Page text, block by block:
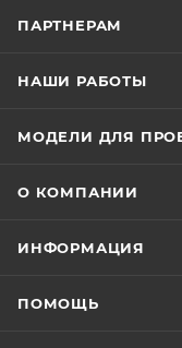
ПАРТНЕРАМ
НАШИ РАБОТЫ
МОДЕЛИ ДЛЯ
О КОМПАНИИ
ИНФОРМАЦИЯ
ПОМОЩЬ